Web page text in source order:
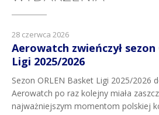
28 czerwca 2026
Aerowatch zwieńczył sezon
Ligi 2025/2026
Sezon ORLEN Basket Ligi 2025/2026
Aerowatch po raz kolejny miała
najważniejszym momentom polskiej